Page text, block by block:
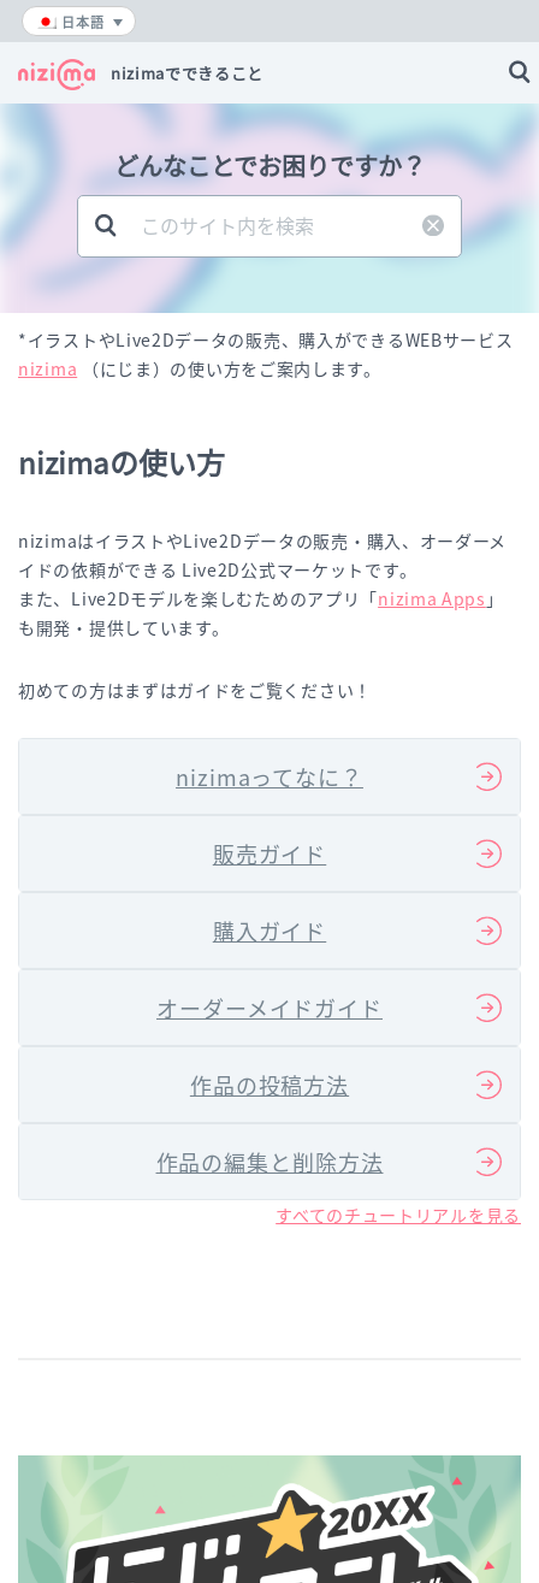
日本語
nizimaでできること
どんなことでお困りですか？
*イラストやLive2Dデータの販売、購入ができるWEBサービス
nizima （にじま）の使い方をご案内します。
nizimaの使い方
nizimaはイラストやLive2Dデータの販売・購入、オーダーメ
イドの依頼ができる Live2D公式マーケットです。
また、Live2Dモデルを楽しむためのアプリ「nizima Apps 」
も開発・提供しています。
初めての方はまずはガイドをご覧ください！
nizimaってなに？
販売ガイド
購入ガイド
オーダーメイドガイド
作品の投稿方法
作品の編集と削除方法
すべてのチュートリアルを見る